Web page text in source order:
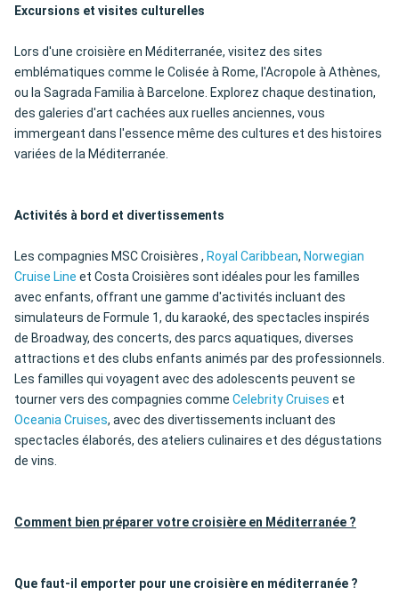
Excursions et visites culturelles
Lors d'une croisière en Méditerranée, visitez des sites
emblématiques comme le Colisée à Rome, l'Acropole à Athènes,
ou la Sagrada Familia à Barcelone. Explorez chaque destination,
des galeries d'art cachées aux ruelles anciennes, vous
immergeant dans l'essence même des cultures et des histoires
variées de la Méditerranée.
Activités à bord et divertissements
Les compagnies MSC Croisières , Royal Caribbean, Norwegian
Cruise Line et Costa Croisières sont idéales pour les familles
avec enfants, offrant une gamme d'activités incluant des
simulateurs de Formule 1, du karaoké, des spectacles inspirés
de Broadway, des concerts, des parcs aquatiques, diverses
attractions et des clubs enfants animés par des professionnels.
Les familles qui voyagent avec des adolescents peuvent se
tourner vers des compagnies comme Celebrity Cruises et
Oceania Cruises, avec des divertissements incluant des
spectacles élaborés, des ateliers culinaires et des dégustations
de vins.
Comment bien préparer votre croisière en Méditerranée ?
Que faut-il emporter pour une croisière en méditerranée ?